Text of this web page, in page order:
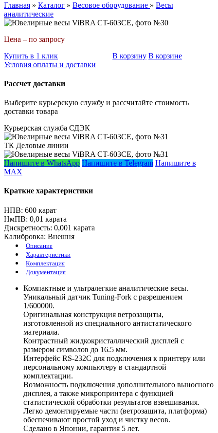
Главная » Каталог » Весовое оборудование » Весы
аналитические
Цена – по запросу
Купить в 1 клик
В корзину В корзине
Условия оплаты и доставки
Рассчет доставки
Выберите курьерскую службу и рассчитайте стоимость
доставки товара
Курьерская служба СДЭК
ТК Деловые линии
Напишите в WhatsApp Напишите в Telegram Напишите в
MAX
Краткие характеристики
НПВ: 600 карат
НмПВ: 0,01 карата
Дискретность: 0,001 карата
Калибровка: Внешня
Описание
Характеристики
Комплектация
Документация
Компактные и ультралегкие аналитические весы.
Уникальный датчик Tuning-Fork с разрешением
1/600000.
Оригинальная конструкция ветрозащиты,
изготовленной из специального антистатического
материала.
Контрастный жидкокристаллический дисплей с
размером символов до 16.5 мм.
Интерфейс RS-232C для подключения к принтеру или
персональному компьютеру в стандартной
комплектации.
Возможность подключения дополнительного выносного
дисплея, а также микропринтера с функцией
статистической обработки результатов взвешивания.
Легко демонтируемые части (ветрозащита, платформа)
обеспечивают простой уход и чистку весов.
Сделано в Японии, гарантия 5 лет.